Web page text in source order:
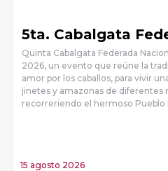
5ta. Cabalgata
Quinta Cabalgata Federada
2026, un evento que reúne la
amor por los caballos, para vivir
jinetes y amazonas de diferentes
recorreriendo el hermoso Pueblo
15 agosto 2026